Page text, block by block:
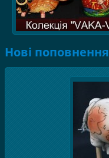
Нові поповнення